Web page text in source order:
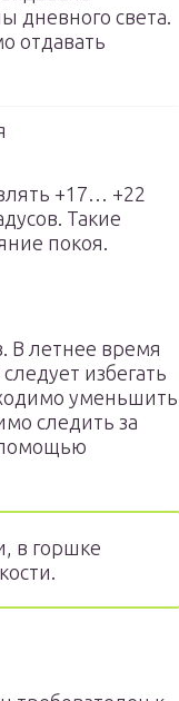
дневного света.
отдавать
+17… +22
Такие
покоя.
В летнее время
избегать
уменьшить
следить за
помощью
в горшке